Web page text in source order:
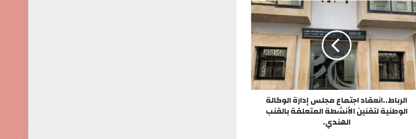
الرباط..انعقاد اجتماع مجلس إدارة الوكالة
الوطنية لتقنين الأنشطة المتعلقة بالقنب
الهندي.